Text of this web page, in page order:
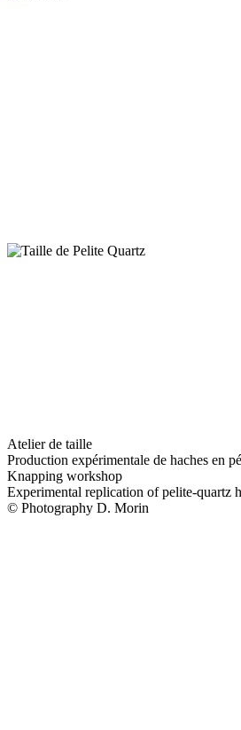
Atelier de taille
Production expérimentale de haches en
Knapping workshop
Experimental replication of pelite-quartz
© Photography D. Morin